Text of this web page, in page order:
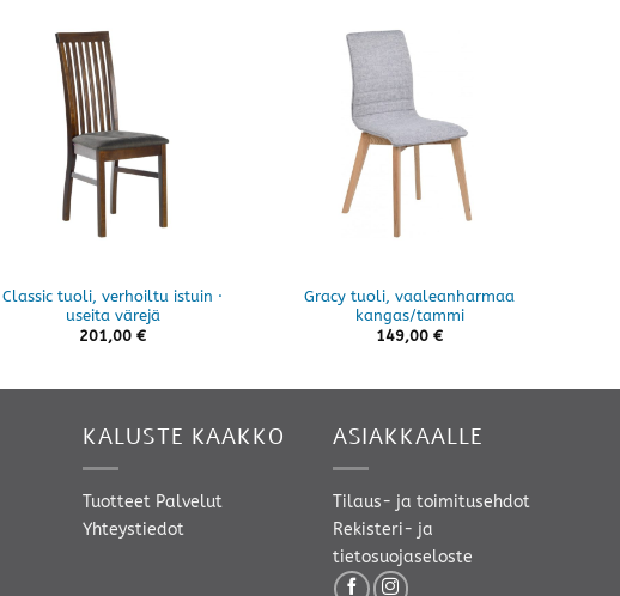
Classic tuoli, verhoiltu istuin ·
useita värejä
201,00 €
Gracy tuoli, vaaleanharmaa
kangas/tammi
149,00 €
KALUSTE KAAKKO
Tuotteet Palvelut
Yhteystiedot
ASIAKKAALLE
Tilaus- ja toimitusehdot
Rekisteri- ja
tietosuojaseloste